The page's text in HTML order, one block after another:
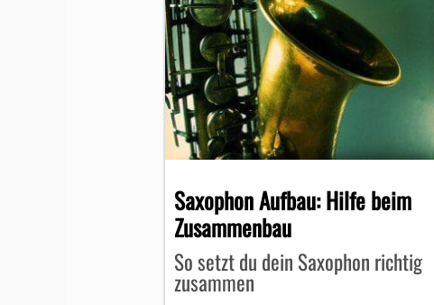
Saxophon Aufbau: Hilfe beim
Zusammenbau
So setzt du dein Saxophon richtig
zusammen